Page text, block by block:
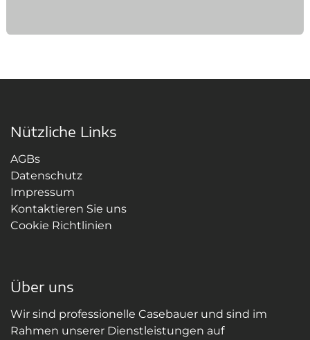
Nützliche Links
AGBs
Datenschutz
Impressum
Kontaktieren Sie uns
Cookie Richtlinien
Über uns
Wir sind professionelle Casebauer und sind im
Rahmen unserer Dienstleistungen auf